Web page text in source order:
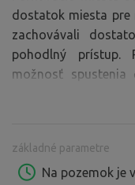
dostatok miesta pre
zachovávali
pohodlný prístup.
možnosť
Liptovská Mara
Región Liptov je
regiónov
základné parametre
Na pozemok je